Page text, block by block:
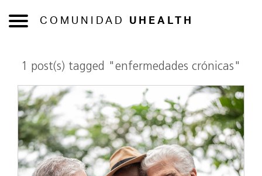
COMUNIDAD UHEALTH
1 post(s) tagged "enfermedades crónicas"